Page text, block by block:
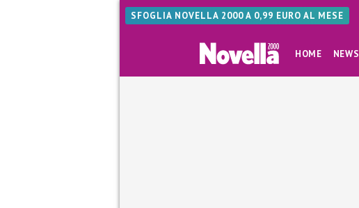
SFOGLIA NOVELLA 2000 A 0,99 EURO AL MESE
HOME NEWS